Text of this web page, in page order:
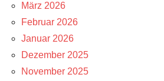
März 2026
Februar 2026
Januar 2026
Dezember 2025
November 2025